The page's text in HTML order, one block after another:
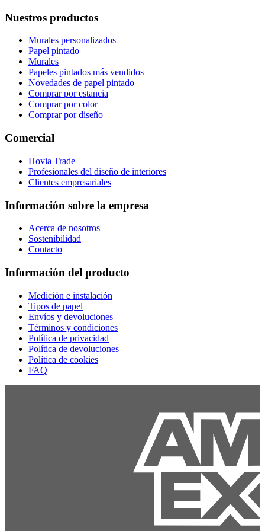
Nuestros productos
Murales personalizados
Papel pintado
Murales
Papeles pintados más vendidos
Novedades de papel pintado
Comprar por estancia
Comprar por color
Comprar por diseño
Comercial
Hovia Trade
Profesionales del diseño de interiores
Clientes empresariales
Información sobre la empresa
Acerca de nosotros
Sostenibilidad
Contacto
Información del producto
Medición e instalación
Tipos de papel
Envíos y devoluciones
Términos y condiciones
Política de privacidad
Política de devoluciones
Política de cookies
FAQ